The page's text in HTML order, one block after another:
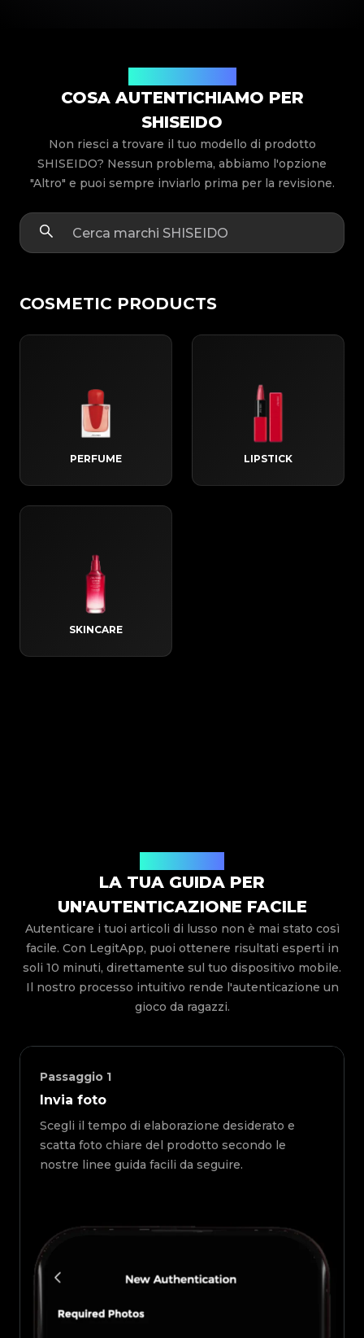
COSA AUTENTICHIAMO PER
SHISEIDO
Non riesci a trovare il tuo modello di prodotto
SHISEIDO? Nessun problema, abbiamo l'opzione
"Altro" e puoi sempre inviarlo prima per la revisione.
COSMETIC PRODUCTS
PERFUME LIPSTICK
SKINCARE
LA TUA GUIDA PER
UN'AUTENTICAZIONE FACILE
Autenticare i tuoi articoli di lusso non è mai stato così
facile. Con LegitApp, puoi ottenere risultati esperti in
soli 10 minuti, direttamente sul tuo dispositivo mobile.
Il nostro processo intuitivo rende l'autenticazione un
gioco da ragazzi.
Passaggio 1
Invia foto
Scegli il tempo di elaborazione desiderato e
scatta foto chiare del prodotto secondo le
nostre linee guida facili da seguire.